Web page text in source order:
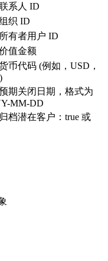
系人 ID
织 ID
有者用户 ID
值金额
币代码 (例如，USD，
期关闭日期，格式为
MM-DD
档潜在客户：true 或